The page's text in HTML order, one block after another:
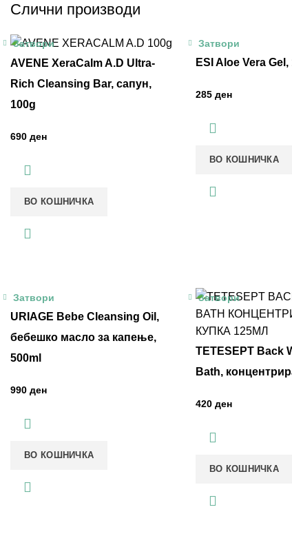
Слични производи
Затвори
AVENE XeraCalm A.D Ultra-
Rich Cleansing Bar, сапун,
100g
ден
ВО КОШНИЧКА
Затвори
ESI Aloe Vera Gel,
ден
ВО КОШНИЧКА
Затвори
URIAGE Bebe Cleansing Oil,
бебешко масло за капење,
500ml
ден
ВО КОШНИЧКА
Затвори
TETESEPT Back
Bath,
ден
ВО КОШНИЧКА